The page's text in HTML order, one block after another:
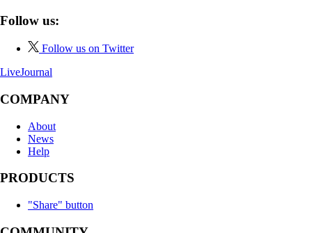
Follow us:
Follow us on Twitter
LiveJournal
COMPANY
About
News
Help
PRODUCTS
"Share" button